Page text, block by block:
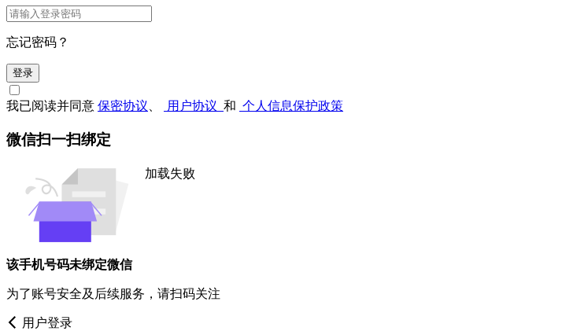
忘记密码？
登录
我已阅读并同意 保密协议 用户协议 和 个人信息保护政策
微信扫一扫绑定
加载失败
该手机号码未绑定微信
为了账号安全及后续服务，请扫码关注
用户登录